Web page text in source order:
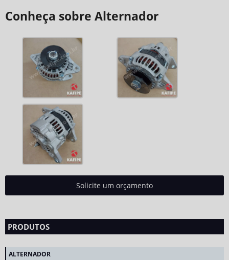
Conheça sobre Alternador
Solicite um orçamento
PRODUTOS
ALTERNADOR